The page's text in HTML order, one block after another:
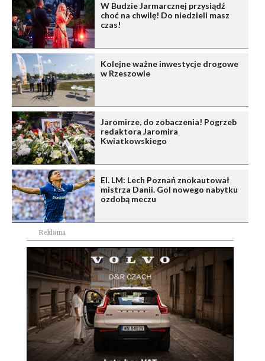
W Budzie Jarmarcznej przysiądź
choć na chwilę! Do niedzieli masz
czas!
Kolejne ważne inwestycje drogowe
w Rzeszowie
Jaromirze, do zobaczenia! Pogrzeb
redaktora Jaromira
Kwiatkowskiego
El. LM: Lech Poznań znokautował
mistrza Danii. Gol nowego nabytku
ozdobą meczu
Reklama